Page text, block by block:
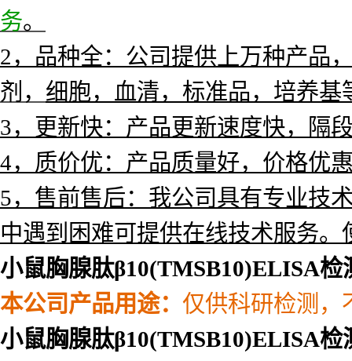
务。
2，品种全：公司提供上万种产品
剂， 细胞，血清，标准品，培养基
3，更新快：产品更新速度快，隔
4，质价优：产品质量好，价格优
5，售前售后：我公司具有专业技
中遇到困难可提供在线技术服务
小鼠胸腺肽β10(TMSB10)ELISA检
本公司产品用途： 仅供科研检测，
小鼠胸腺肽β10(TMSB10)ELISA检